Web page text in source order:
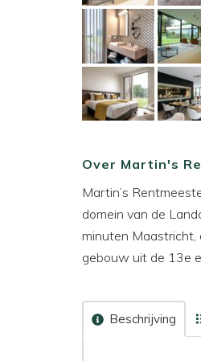
Over Martin's
Martin’s
domein van de
minuten Maastricht,
gebouw uit de 13e
Beschrijving